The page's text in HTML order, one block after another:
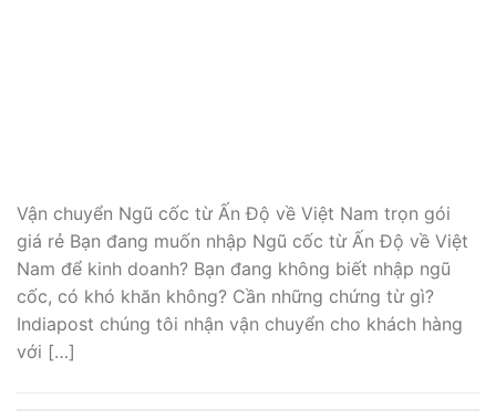
Vận chuyển Ngũ cốc từ Ấn Độ về Việt Nam trọn gói
giá rẻ Bạn đang muốn nhập Ngũ cốc từ Ấn Độ về Việt
Nam để kinh doanh? Bạn đang không biết nhập ngũ
cốc, có khó khăn không? Cần những chứng từ gì?
Indiapost chúng tôi nhận vận chuyển cho khách hàng
với […]